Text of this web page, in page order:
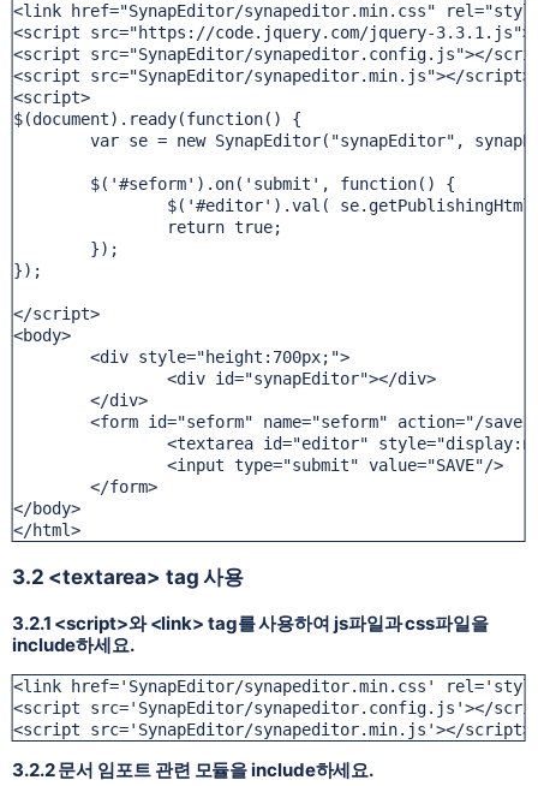
<link href="SynapEditor/synapeditor.min.css"
<script src="https://code.jquery.com/jquery-
<script src="SynapEditor/synapeditor.config.js"></
<script src="SynapEditor/synapeditor.min.js"></script>
<script>
$(document).ready(function() {
var se = new SynapEditor("synapEditor",
	$('#seform').on('submit', function() {
$('#editor').val(
		return true;
	});
});
</script>
<body>
	<div style="height:700px;">
		<div id="synapEditor"></div>
	</div>
<form id="seform" name="seform" action="/save"
<textarea id="editor"
		<input type="submit" value="SAVE"/>
	</form>
</body>
</html>
3.2 <textarea> tag 사용
3.2.1 <script>와 <link> tag를 사용하여 js파일과 css파일을
include하세요.
<link href='SynapEditor/synapeditor.min.css'
<script src='SynapEditor/synapeditor.config.js'></
<script src='SynapEditor/synapeditor.min.js'></script>
3.2.2 문서 임포트 관련 모듈을 include하세요.